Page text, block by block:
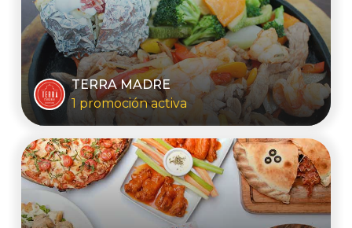
TERRA MADRE
1 promoción activa